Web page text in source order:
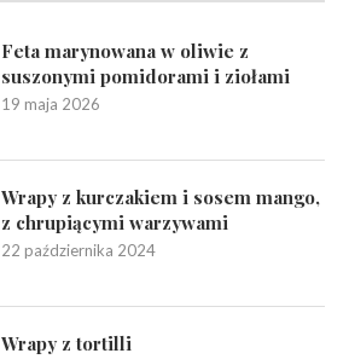
Feta marynowana w oliwie z
suszonymi pomidorami i ziołami
19 maja 2026
Wrapy z kurczakiem i sosem mango,
z chrupiącymi warzywami
22 października 2024
Wrapy z tortilli